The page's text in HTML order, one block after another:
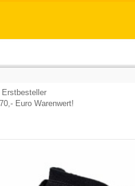
Euro Warenwert!